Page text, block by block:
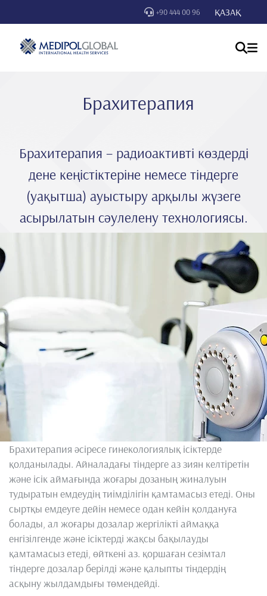
+90 444 00 96 ҚАЗАҚ
Брахитерапия
Брахитерапия – радиоактивті көздерді
дене кеңістіктеріне немесе тіндерге
(уақытша) ауыстыру арқылы жүзеге
асырылатын сәулелену технологиясы.
Брахитерапия әсіресе гинекологиялық ісіктерде
қолданылады. Айналадағы тіндерге аз зиян келтіретін
және ісік аймағында жоғары дозаның жиналуын
тудыратын емдеудің тиімділігін қамтамасыз етеді. Оны
сыртқы емдеуге дейін немесе одан кейін қолдануға
болады, ал жоғары дозалар жергілікті аймаққа
енгізілгенде және ісіктерді жақсы бақылауды
қамтамасыз етеді, өйткені аз. қоршаған сезімтал
тіндерге дозалар берілді және қалыпты тіндердің
асқыну жылдамдығы төмендейді.